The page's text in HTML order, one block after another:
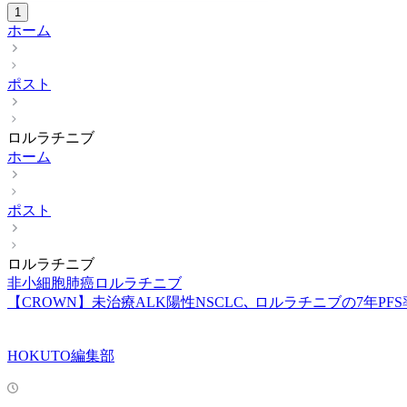
1
ホーム
ポスト
ロルラチニブ
ホーム
ポスト
ロルラチニブ
非小細胞肺癌ロルラチニブ
【CROWN】未治療ALK陽性NSCLC､ ロルラチニブの7年
HOKUTO編集部